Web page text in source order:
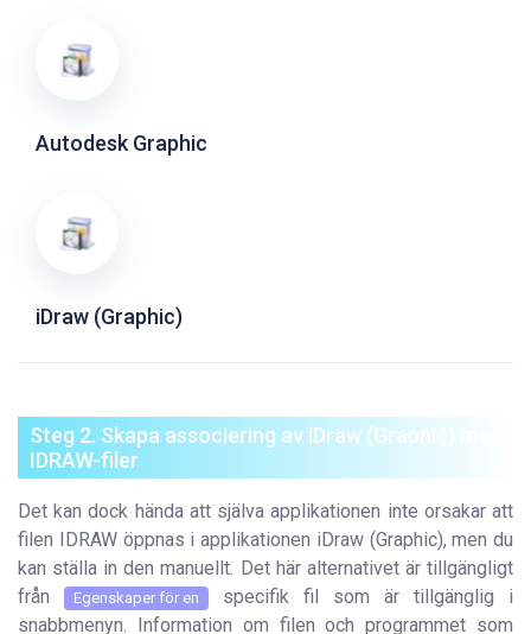
Autodesk Graphic
iDraw (Graphic)
Steg 2. Skapa associering av iDraw (Graphic) med
IDRAW-filer
Det kan dock hända att själva applikationen inte orsakar att
filen IDRAW öppnas i applikationen iDraw (Graphic), men du
kan ställa in den manuellt. Det här alternativet är tillgängligt
från
Egenskaper för en
specifik fil som är tillgänglig i
snabbmenyn. Information om filen och programmet som